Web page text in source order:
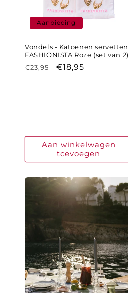
Aanbieding
Vondels - Katoenen servetten
FASHIONISTA Roze (set van 2)
Normale
€23,95 Aanbiedingsprijs
€18,95
Aan winkelwagen
toevoegen